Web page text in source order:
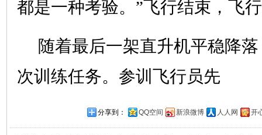
都是一种考验。”飞行结束，飞
随着最后一架直升机平稳降
次训练任务。参训飞行员先
分享到： QQ空间 新浪微博 人人网 开